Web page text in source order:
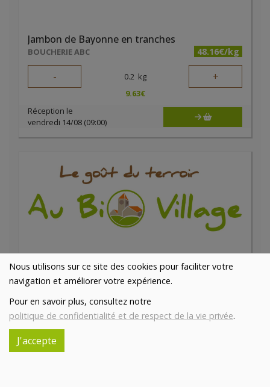
Nous utilisons sur ce site des cookies pour faciliter votre
navigation et améliorer votre expérience.
Pour en savoir plus, consultez notre
politique de confidentialité et de respect de la vie privée.
J'accepte
Jambon de Bayonne en tranches
BOUCHERIE ABC 48.16€/kg
- 0.2 kg +
9.63€
Réception le
vendredi 14/08 (09:00)
Jambon de Bourgogne en tranches
BOUCHERIE ABC
- 0.2 kg +
Réception le